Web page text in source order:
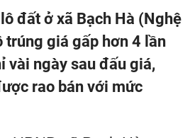
đất ở xã Bạch Hà (Nghệ
trúng giá gấp hơn 4 lần
vài ngày sau đấu giá,
rao bán với mức